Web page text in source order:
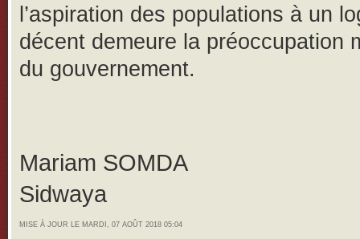
l’aspiration des populations à un
décent demeure la préoccupation
du gouvernement.
Mariam SOMDA
Sidwaya
MISE À JOUR LE MARDI, 07 AOÛT 2018 05:04